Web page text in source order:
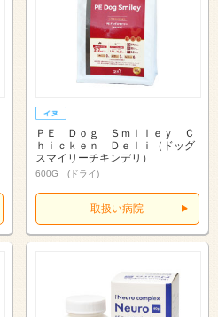
ＰＥ Ｄｏｇ Ｓｍｉｌｅｙ Ｃ
ｈｉｃｋｅｎ Ｄｅｌｉ（ドッグ
スマイリーチキンデリ）
600G (ドライ)
取扱い病院